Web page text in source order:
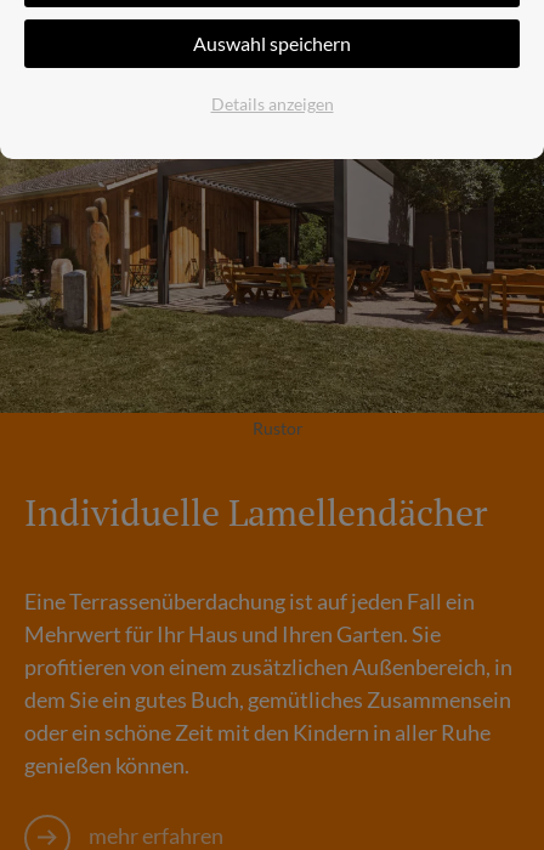
Rus­tor
In­di­vi­du­el­le La­mel­len­dä­cher
Eine Ter­ras­sen­über­da­chung ist auf jeden Fall ein
Mehr­wert für Ihr Haus und Ihren Gar­ten. Sie
pro­fi­tie­ren von einem zu­sätz­li­chen Au­ßen­be­reich, in
dem Sie ein gutes Buch, ge­müt­li­ches Zu­sam­men­sein
oder ein schö­ne Zeit mit den Kin­dern in aller Ruhe
ge­nie­ßen kön­nen.
mehr er­fah­ren
Auswahl speichern
Details anzeigen